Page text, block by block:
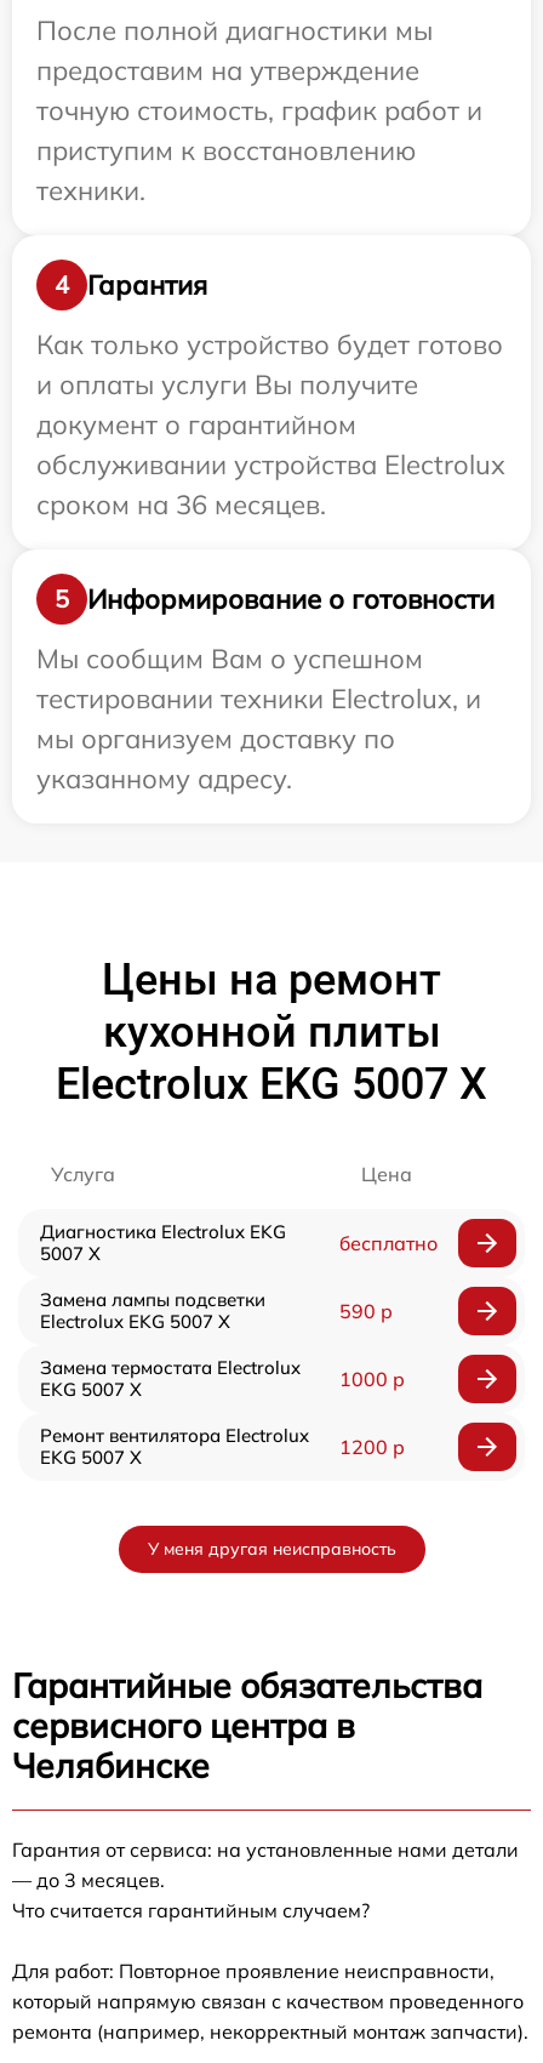
После полной диагностики мы
предоставим на утверждение
точную стоимость, график работ и
приступим к восстановлению
техники.
4
Гарантия
Как только устройство будет готово
и оплаты услуги Вы получите
документ о гарантийном
обслуживании устройства Electrolux
сроком на 36 месяцев.
5
Информирование о готовности
Мы сообщим Вам о успешном
тестировании техники Electrolux, и
мы организуем доставку по
указанному адресу.
Цены на ремонт
кухонной плиты
Electrolux EKG 5007 X
Услуга Цена
Диагностика Electrolux EKG
5007 X
бесплатно
Замена лампы подсветки
Electrolux EKG 5007 X
590 р
Замена термостата Electrolux
EKG 5007 X
1000 р
Ремонт вентилятора Electrolux
EKG 5007 X
1200 р
У меня другая неисправность
Гарантийные обязательства
сервисного центра в
Челябинске
Гарантия от сервиса: на установленные нами детали
— до 3 месяцев.
Что считается гарантийным случаем?
Для работ: Повторное проявление неисправности,
который напрямую связан с качеством проведенного
ремонта (например, некорректный монтаж запчасти).